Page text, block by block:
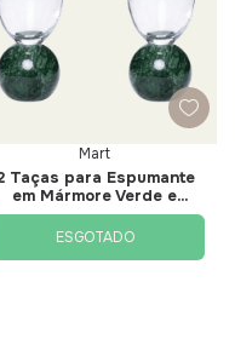
Mart
Taças para Espumante
em Mármore Verde e
Cristal 210ml - Mart
ESGOTADO